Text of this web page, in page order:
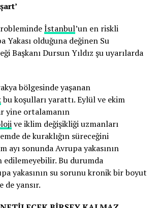
İstanbul’un en riskli
Yakası olduğuna değinen Su
Başkanı Dursun Yıldız şu uyarılarda
bölgesinde yaşanan
bu koşulları yarattı. Eylül ve ekim
yine ortalamanın
ve iklim değişikliği uzmanları
de kuraklığın süreceğini
ayı sonunda Avrupa yakasının
Bu durumda
yakasının su sorunu kronik bir boyut
de yansır.